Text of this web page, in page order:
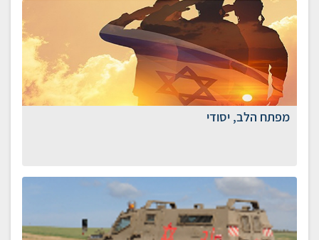
מפתח הלב, יסודי